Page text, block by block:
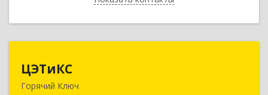
ЦЭТиКС
Горячий Ключ
353290, Краснодарский край, Горячий Ключ г,